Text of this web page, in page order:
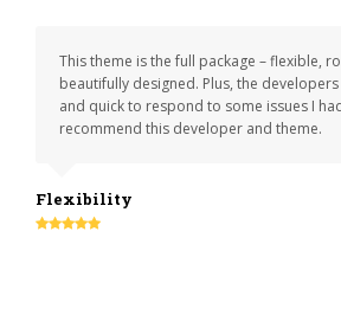
This theme is the full package – flexible,
beautifully designed. Plus, the
and quick to respond to some issues I
recommend this developer and theme.
Flexibility
Rating: